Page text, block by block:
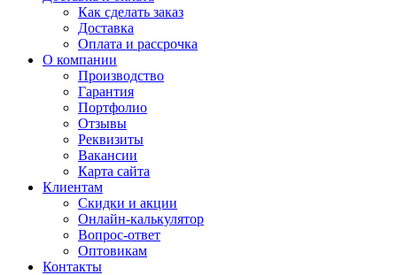
Как сделать заказ
Доставка
Оплата и рассрочка
О компании
Производство
Гарантия
Портфолио
Отзывы
Реквизиты
Вакансии
Карта сайта
Клиентам
Скидки и акции
Онлайн-калькулятор
Вопрос-ответ
Оптовикам
Контакты